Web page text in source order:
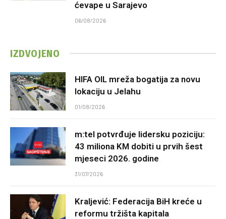
ćevape u Sarajevo
06/08/2026
IZDVOJENO
HIFA OIL mreža bogatija za novu
lokaciju u Jelahu
01/08/2026
m:tel potvrđuje lidersku poziciju:
43 miliona KM dobiti u prvih šest
mjeseci 2026. godine
31/07/2026
Kraljević: Federacija BiH kreće u
reformu tržišta kapitala